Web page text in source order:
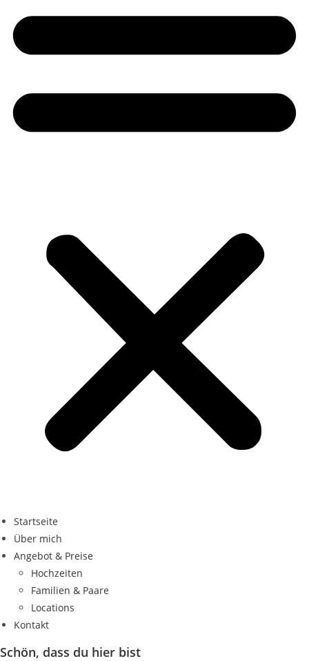
Startseite
Über mich
Angebot & Preise
Hochzeiten
Familien & Paare
Locations
Kontakt
Schön, dass du hier bist